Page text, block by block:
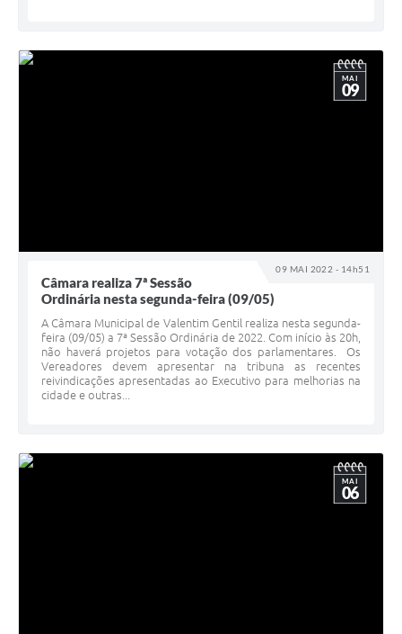
09 MAI 2022 - 14h51
MAI
09
Câmara realiza 7ª Sessão
Ordinária nesta segunda-feira (09/05)
A Câmara Municipal de Valentim Gentil realiza nesta segunda-
feira (09/05) a 7ª Sessão Ordinária de 2022. Com início às 20h,
não haverá projetos para votação dos parlamentares. Os
Vereadores devem apresentar na tribuna as recentes
reivindicações apresentadas ao Executivo para melhorias na
cidade e outras...
MAI
06